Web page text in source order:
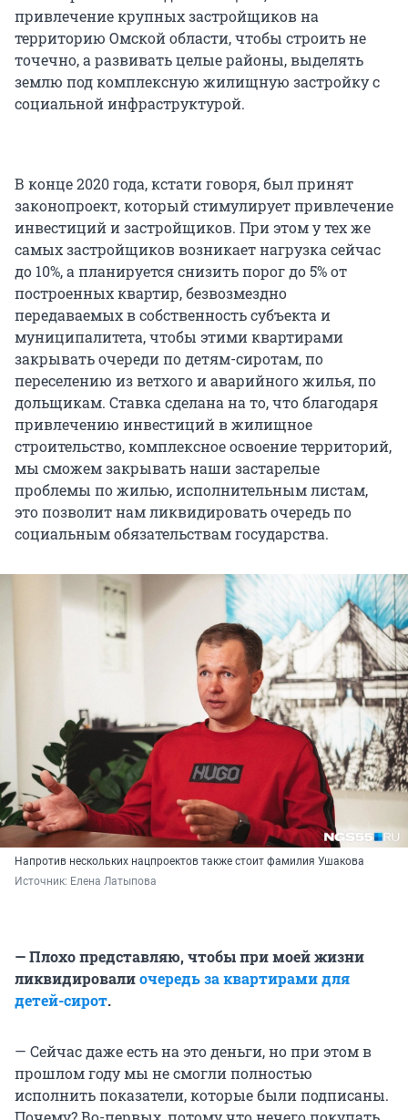
привлечение крупных застройщиков на
территорию Омской области, чтобы строить не
точечно, а развивать целые районы, выделять
землю под комплексную жилищную застройку с
социальной инфраструктурой.
В конце 2020 года, кстати говоря, был принят
законопроект, который стимулирует привлечение
инвестиций и застройщиков. При этом у тех же
самых застройщиков возникает нагрузка сейчас
до 10%, а планируется снизить порог до 5% от
построенных квартир, безвозмездно
передаваемых в собственность субъекта и
муниципалитета, чтобы этими квартирами
закрывать очереди по детям-сиротам, по
переселению из ветхого и аварийного жилья, по
дольщикам. Ставка сделана на то, что благодаря
привлечению инвестиций в жилищное
строительство, комплексное освоение территорий,
мы сможем закрывать наши застарелые
проблемы по жилью, исполнительным листам,
это позволит нам ликвидировать очередь по
социальным обязательствам государства.
Напротив нескольких нацпроектов также стоит фамилия Ушакова
Источник: Елена Латыпова
— Плохо представляю, чтобы при моей жизни
ликвидировалиочередь за квартирами для
детей-сирот.
— Сейчас даже есть на это деньги, но при этом в
прошлом году мы не смогли полностью
исполнить показатели, которые были подписаны.